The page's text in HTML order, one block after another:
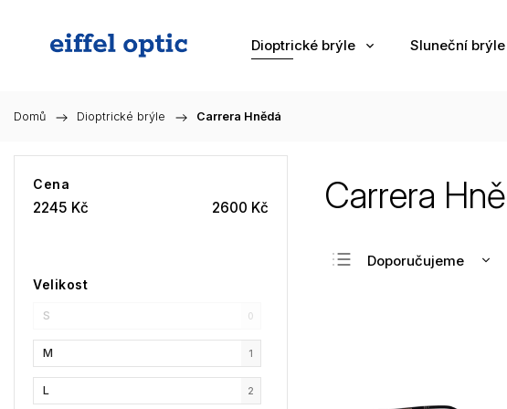
Dioptrické brýle Sluneční brýle
Domů / Dioptrické brýle / Carrera Hnědá
Cena
2245 Kč 2600 Kč
Velikost
S 0
M 1
L 2
Carrera
Doporučujeme